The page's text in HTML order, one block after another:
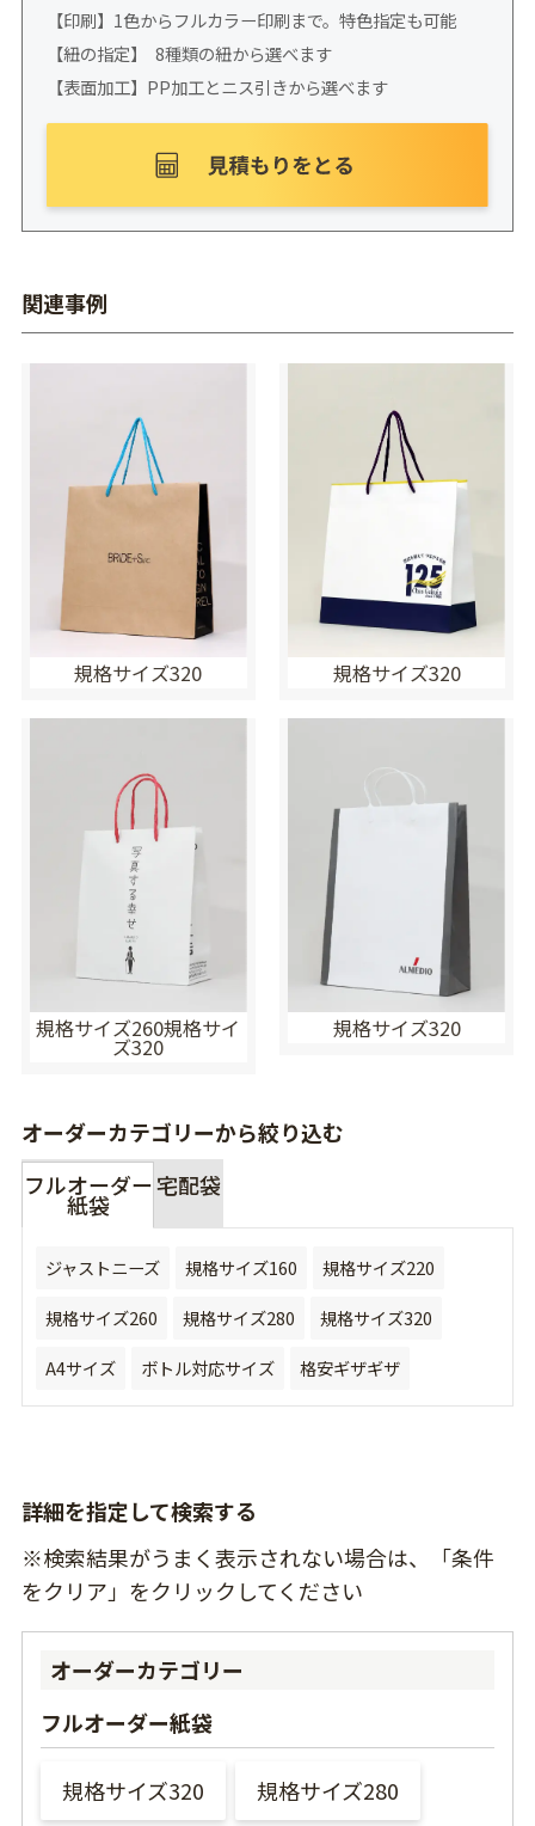
【印刷】1色からフルカラー印刷まで。特色指定も可能
【紐の指定】 8種類の紐から選べます
【表面加工】PP加工とニス引きから選べます
関連事例
規格サイズ320 規格サイズ320
規格サイズ260規格サイ
ズ320
規格サイズ320
オーダーカテゴリーから絞り込む
フルオーダー
紙袋
宅配袋
ジャストニーズ 規格サイズ160
規格サイズ220
規格サイズ260
規格サイズ280
規格サイズ320
A4サイズ
ボトル対応サイズ 格安ギザギザ
詳細を指定して検索する
※検索結果がうまく表示されない場合は、「条件
をクリア」をクリックしてください
オーダーカテゴリー
フルオーダー紙袋
規格サイズ320 規格サイズ280